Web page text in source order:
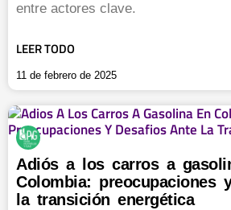
entre actores clave.
LEER TODO
11 de febrero de 2025
Adiós a los carros a
Colombia: preocupaciones
la transición energética